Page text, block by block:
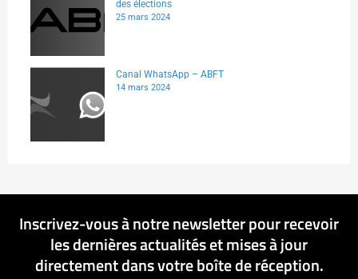
des élections
25 mars 2024
Canal WhatsApp – ABFT
14 mars 2024
Inscrivez-vous à notre newsletter pour recevoir
les dernières actualités et mises à jour
directement dans votre boîte de réception.